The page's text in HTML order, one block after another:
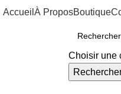
Accueil À ProposBoutique
Choisir une